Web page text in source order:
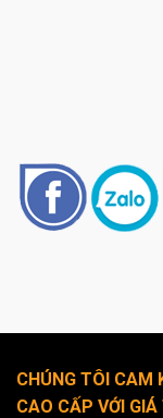
CHÚNG TÔI CAM
CAO CẤP VỚI